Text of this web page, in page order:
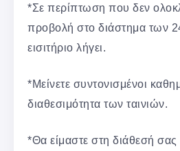
*Σε περίπτωση που δεν
προβολή στο διάστημα των
εισιτήριο λήγει.
*Μείνετε συντονισμένοι
διαθεσιμότητα των ταινιών.
*Θα είμαστε στη διάθεσή